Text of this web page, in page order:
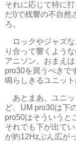
それに応じて特に
だ!)で残響の不自然
ろ。
ロックやジャズ
り合って響くよう
アニソン、おまえ
pro30を買うべきで
鳴らしきるユニッ
あとまあ、ユニ
ど、UM pro30は下
pro50はそういうと
それでも下が出て
が約12Hzぶん広が